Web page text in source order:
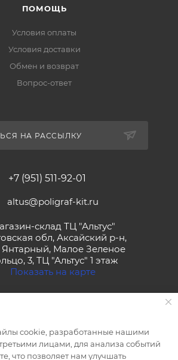
ПОМОЩЬ
Условия оплаты
Условия доставки
Обмен и возврат
Вопрос-ответ
НА РАССЫЛКУ
+7 (951) 511-92-01
altus@poligraf-kit.ru
склад ТЦ "Альтус"
обл, Аксайский р-н,
Янтарный, Малое Зеленое
3, ТЦ "Альтус" 1 этаж
Показать на карте
cookie, разработанные нашими
лицами, для анализа событий
что позволяет нам улучшать